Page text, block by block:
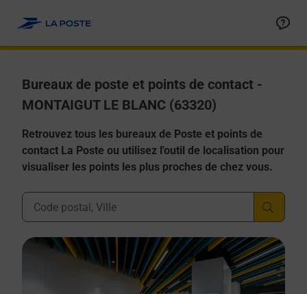
Bureaux de poste et points de contact -
MONTAIGUT LE BLANC (63320)
Retrouvez tous les bureaux de Poste et points de
contact La Poste ou utilisez l'outil de localisation pour
visualiser les points les plus proches de chez vous.
Ville, Département, Code Postal